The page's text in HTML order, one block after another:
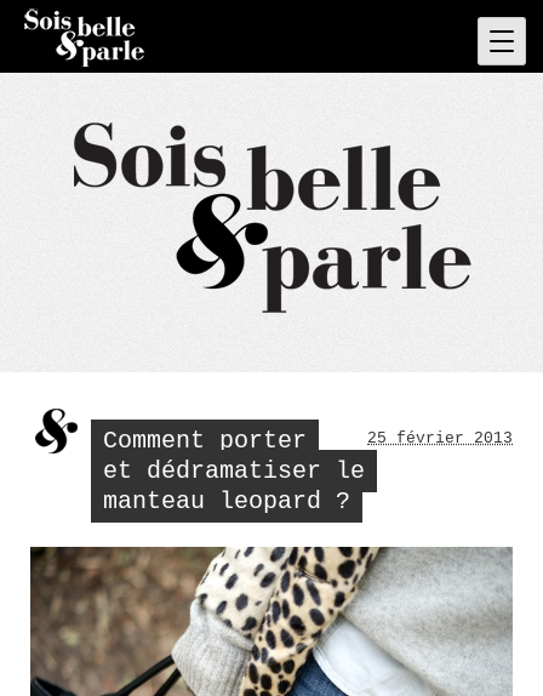
Skip
content
Comment porter
et dédramatiser le
manteau leopard ?
25 février 2013